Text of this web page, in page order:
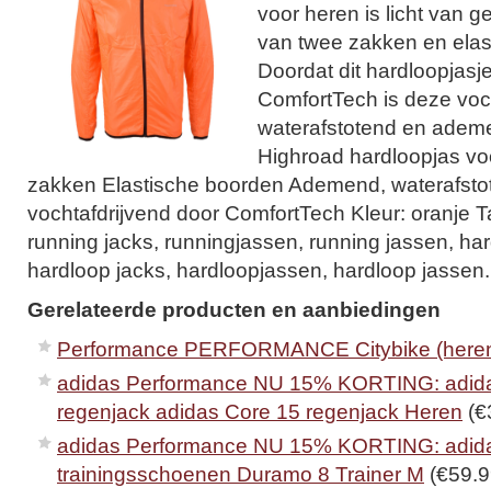
voor heren is licht van
van twee zakken en
Doordat dit
ComfortTech is deze
waterafstotend en
Highroad hardloopjas
zakken Elastische boorden Ademend,
vochtafdrijvend door ComfortTech Kleur: oranje
running jacks, runningjassen, running jassen,
hardloop jacks, hardloopjassen, hardloop jassen.
Gerelateerde producten en aanbiedingen
Performance PERFORMANCE Citybike
adidas Performance NU 15% KORTING:
regenjack adidas Core 15 regenjack Heren
adidas Performance NU 15% KORTING:
trainingsschoenen Duramo 8 Trainer M